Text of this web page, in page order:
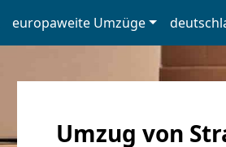
europaweite Umzüge
Umzug von